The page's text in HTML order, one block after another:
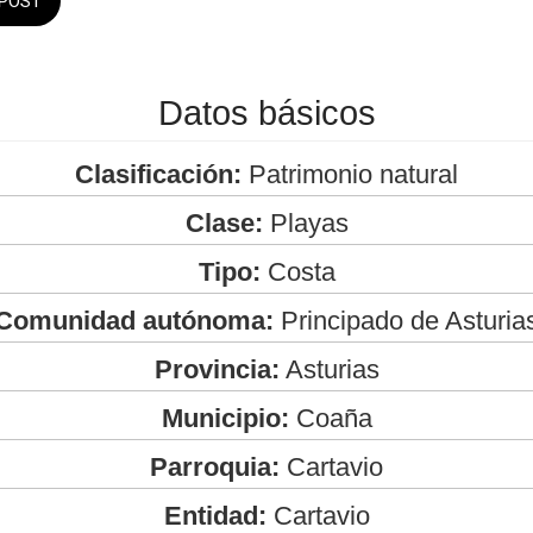
Datos básicos
Clasificación: Patrimonio natural
Clase: Playas
Tipo: Costa
autónoma: Principado de
Provincia: Asturias
Municipio: Coaña
Parroquia: Cartavio
Entidad: Cartavio